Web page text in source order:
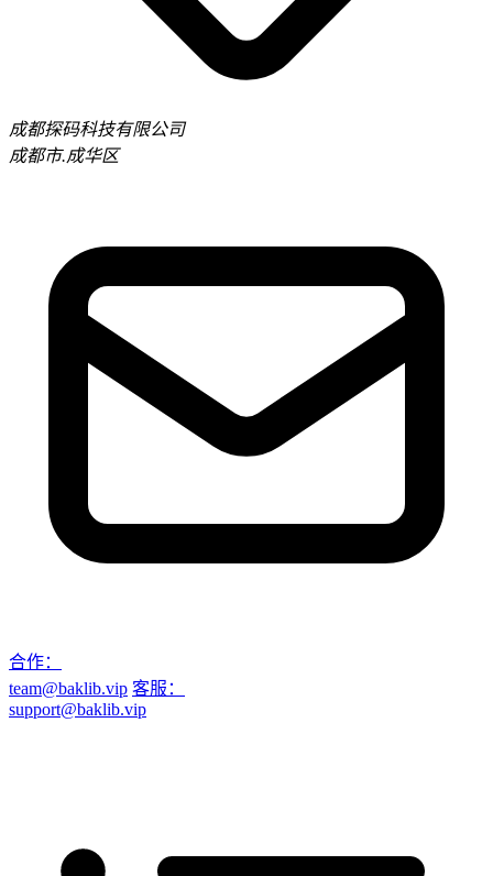
成都探码科技有限公司
成都市.成华区
合作：
team@baklib.vip 客服：
support@baklib.vip